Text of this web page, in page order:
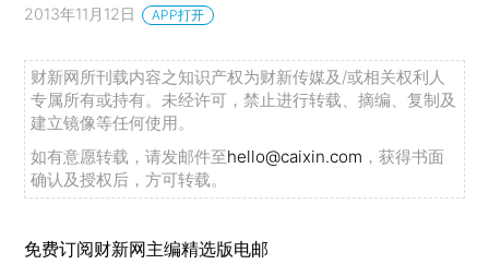
2013年11月12日 APP打开
财新网所刊载内容之知识产权为财新传媒及/或相关权利人
专属所有或持有。未经许可，禁止进行转载、摘编、复制及
建立镜像等任何使用。
如有意愿转载，请发邮件至hello@caixin.com ，获得书面
确认及授权后，方可转载。
免费订阅财新网主编精选版电邮